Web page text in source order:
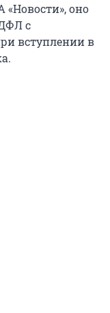
оно
с
вступлении в